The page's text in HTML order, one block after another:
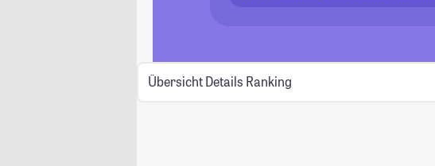
Übersicht Details Ranking